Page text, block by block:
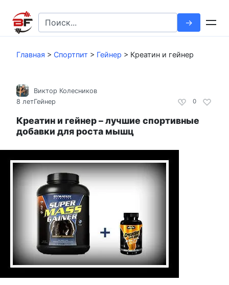
контенту
Search
for:
Главная > Спортпит > Гейнер > Креатин и гейнер
0
Виктор Колесников
8 летГейнер
Креатин и гейнер – лучшие спортивные
добавки для роста мышц